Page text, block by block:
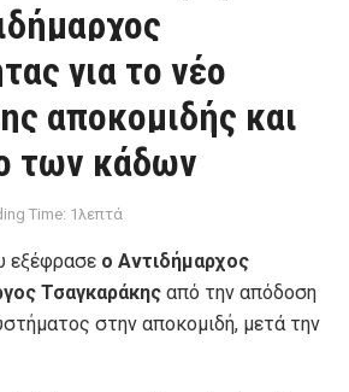
για το νέο
αποκομιδής και
των κάδων
Time: 1λεπτά
εξέφρασε ο Αντιδήμαρχος
Τσαγκαράκης από την απόδοση
στην αποκομιδή, μετά την